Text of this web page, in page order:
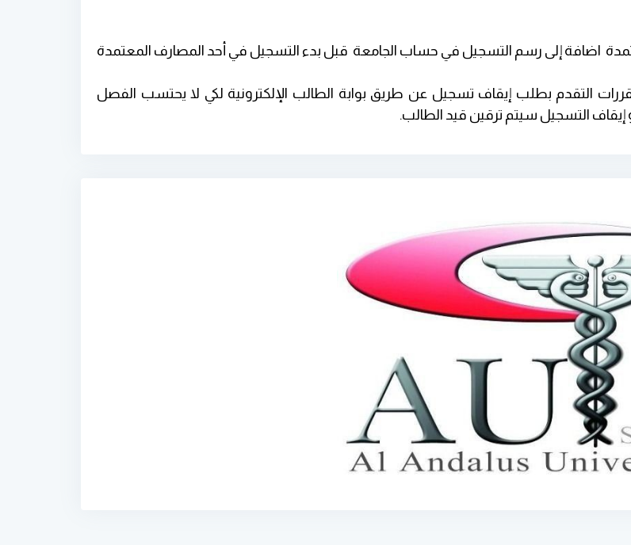
ايداع ما لا يقل عن رسم 12 ساعة معتمدة اضافة إلى رسم التسجيل في حساب الجامعة قبل بدء التسجيل في أحد المصارف المعتمدة
التقدم بطلب إيقاف تسجيل عن طريق بوابة الطالب الإلكترونية لكي لا يحتسب الفصل
التسجيل سيتم ترقين قيد الطالب.